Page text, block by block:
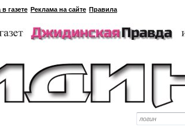
газете Реклама на сайте Правила